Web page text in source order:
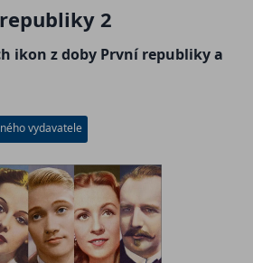
2
ikon z doby První republiky a
vydavatele